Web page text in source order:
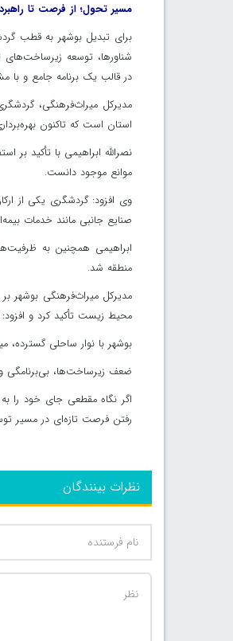
مسیر تحول؛ از فرصت تا راهبرد
برای تبدیل بوشهر به قطب
شناورها، توسعه زیرساخت‌های
در قالب یک برنامه جامع و
مدیرکل میراث‌فرهنگی،
استان است که تاکنون
موانع موجود دانست.
وی افزود: گردشگری یکی از
صنایع جانبی مانند خدمات
ابراهیمی همچنین به
منطقه شد.
مدیرکل میراث‌فرهنگی بوشهر
محیط زیست تأکید کرد و افزود:
بوشهر با نوار ساحلی
ضعف زیرساخت‌ها،
اگر نگاه مقطعی جای خود را
رفتن فرصت تازه‌ای در مسیر
نظرات بینندگان